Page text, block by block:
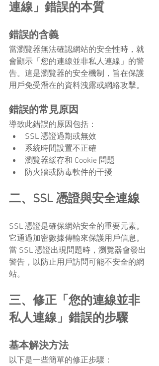
連線」錯誤的本質
錯誤的含義
當瀏覽器無法確認網站的安全性時，就
會顯示「您的連線並非私人連線」的警
告。這是瀏覽器的安全機制，旨在保護
用戶免受潛在的資料洩露或網絡攻擊。
錯誤的常見原因
導致此錯誤的原因包括：
SSL 憑證過期或無效
系統時間設置不正確
瀏覽器緩存和 Cookie 問題
防火牆或防毒軟件的干擾
二、SSL 憑證與安全連線
SSL 憑證是確保網站安全的重要元素。
它通過加密數據傳輸來保護用戶信息。
當 SSL 憑證出現問題時，瀏覽器會發出
警告，以防止用戶訪問可能不安全的網
站。
三、修正「您的連線並非
私人連線」錯誤的步驟
基本解決方法
以下是一些簡單的修正步驟：